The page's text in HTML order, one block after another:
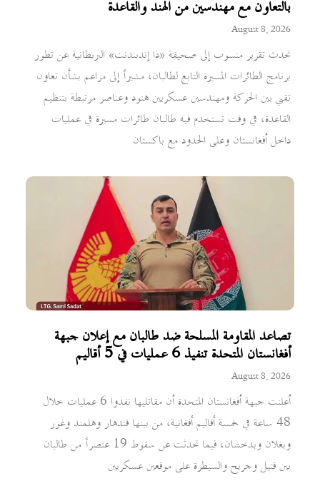
بالتعاون مع مهندسين من الهند والقاعدة
August 8, 2026
تحدث تقرير منسوب إلى صحيفة «ذا إندبندنت» البريطانية عن تطور
برنامج الطائرات المسيرة التابع لطالبان، مشيراً إلى مزاعم بشأن تعاون
تقني بين الحركة ومهندسين عسكريين هنود وعناصر مرتبطة بتنظيم
القاعدة، في وقت تستخدم فيه طالبان طائرات مسيرة في عمليات
داخل أفغانستان وعلى الحدود مع باكستان
تصاعد المقاومة المسلحة ضد طالبان مع إعلان جبهة
أفغانستان المتحدة تنفيذ 6 عمليات في 5 أقاليم
August 8, 2026
أعلنت جبهة أفغانستان المتحدة أن مقاتليها نفذوا 6 عمليات خلال
48 ساعة في خمسة أقاليم أفغانية، من بينها قندهار وهلمند وغور
وبغلان وبدخشان، فيما تحدثت عن سقوط 19 عنصراً من طالبان
بين قتيل وجريح والسيطرة على موقعين عسكريين